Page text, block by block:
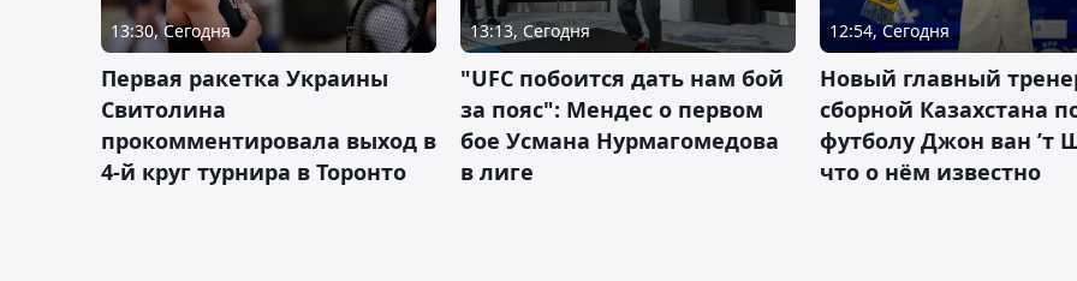
13:30, Сегодня
Первая ракетка Украины
Свитолина
прокомментировала выход в
4-й круг турнира в Торонто
13:13, Сегодня
"UFC побоится дать нам бой
за пояс": Мендес о первом
бое Усмана Нурмагомедова
в лиге
12:54, Сегодня
Новый главный
сборной Казахстана
футболу Джон ван ’т
что о нём известно